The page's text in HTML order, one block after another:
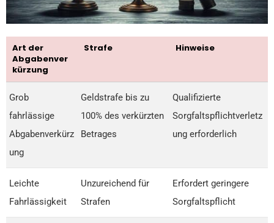
Art der
Abgabenver
kürzung
Strafe Hinweise
Grob
fahrlässige
Abgabenverkürz
ung
Geldstrafe bis zu
100% des verkürzten
Betrages
Qualifizierte
Sorgfaltspflichtverletz
ung erforderlich
Leichte
Fahrlässigkeit
Unzureichend für
Strafen
Erfordert geringere
Sorgfaltspflicht